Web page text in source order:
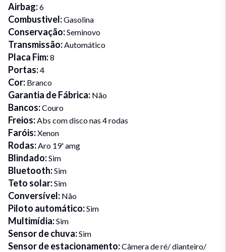
Airbag:6
Combustivel:Gasolina
Conservação:Seminovo
Transmissão:Automático
Placa Fim:8
Portas:4
Cor: Branco
Garantia de Fábrica: Não
Bancos:Couro
Freios:Abs com disco nas 4 rodas
Faróis:Xenon
Rodas:Aro 19' amg
Blindado:Sim
Bluetooth:Sim
Teto solar:Sim
Conversível: Não
Piloto automático:Sim
Multimídia:Sim
Sensor de chuva:Sim
Sensor de estacionamento:Câmera de ré/ dianteiro/